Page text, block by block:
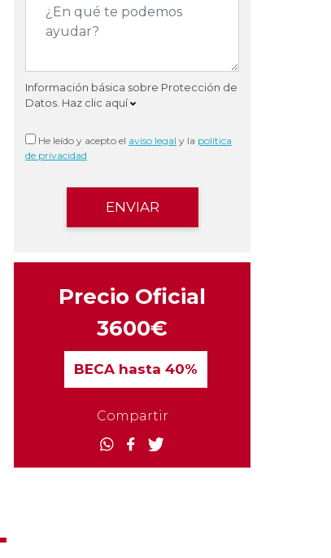
Información básica sobre Protección de
Datos. Haz clic aquí
He leído y acepto el aviso legal y la política
de privacidad
Precio Oficial
3600€
BECAhasta 40%
Compartir